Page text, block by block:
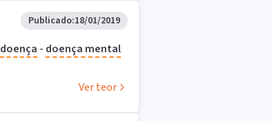
Publicado:18/01/2019
doença - doença mental
Ver teor